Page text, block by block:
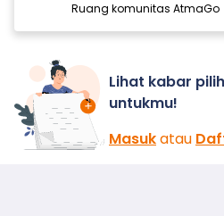
Ruang komunitas AtmaGo
Lihat kabar
untukmu!
Masukatau